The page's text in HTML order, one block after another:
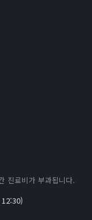
진료비가 부과됩니다.